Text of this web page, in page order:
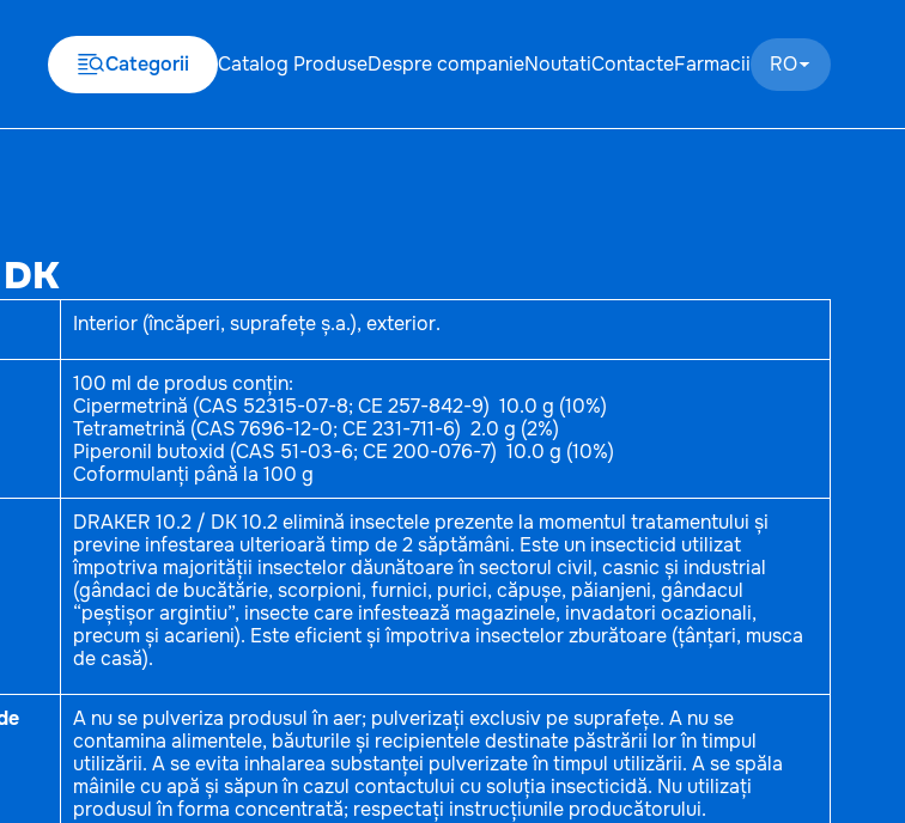
Categorii Catalog ProduseDespre companieNoutatiContacteFarmacii RO
Interior (încăperi, suprafețe ș.a.), exterior.
100 ml de produs conțin:
Cipermetrină (CAS 52315-07-8; CE 257-842-9) 10.0 g (10%)
Tetrametrină (CAS 7696-12-0; CE 231-711-6) 2.0 g (2%)
Piperonil butoxid (CAS 51-03-6; CE 200-076-7) 10.0 g (10%)
Coformulanți până la 100 g
DRAKER 10.2 / DK 10.2 elimină insectele prezente la momentul tratamentului și
previne infestarea ulterioară timp de 2 săptămâni. Este un insecticid utilizat
împotriva majorității insectelor dăunătoare în sectorul civil, casnic și industrial
(gândaci de bucătărie, scorpioni, furnici, purici, căpușe, păianjeni, gândacul
“peștișor argintiu”, insecte care infestează magazinele, invadatori ocazionali,
precum și acarieni). Este eficient și împotriva insectelor zburătoare (țânțari, musca
de casă).
A nu se pulveriza produsul în aer; pulverizați exclusiv pe suprafețe. A nu se
contamina alimentele, băuturile și recipientele destinate păstrării lor în timpul
utilizării. A se evita inhalarea substanței pulverizate în timpul utilizării. A se spăla
mâinile cu apă și săpun în cazul contactului cu soluția insecticidă. Nu utilizați
produsul în forma concentrată; respectați instrucțiunile producătorului.